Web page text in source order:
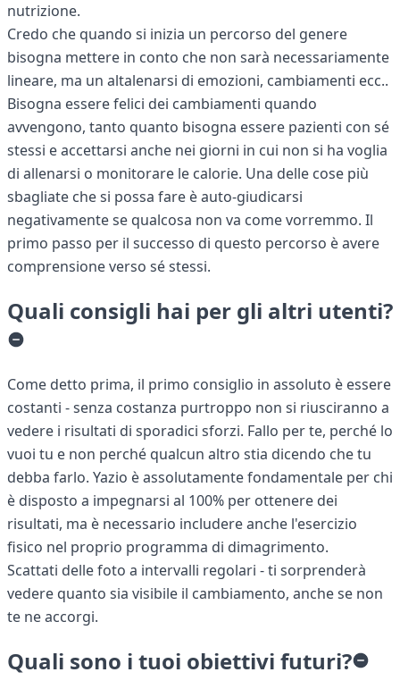
nutrizione.
Credo che quando si inizia un percorso del genere
bisogna mettere in conto che non sarà necessariamente
lineare, ma un altalenarsi di emozioni, cambiamenti ecc..
Bisogna essere felici dei cambiamenti quando
avvengono, tanto quanto bisogna essere pazienti con sé
stessi e accettarsi anche nei giorni in cui non si ha voglia
di allenarsi o monitorare le calorie. Una delle cose più
sbagliate che si possa fare è auto-giudicarsi
negativamente se qualcosa non va come vorremmo. Il
primo passo per il successo di questo percorso è avere
comprensione verso sé stessi.
Quali consigli hai per gli altri utenti?
Come detto prima, il primo consiglio in assoluto è essere
costanti - senza costanza purtroppo non si riusciranno a
vedere i risultati di sporadici sforzi. Fallo per te, perché lo
vuoi tu e non perché qualcun altro stia dicendo che tu
debba farlo. Yazio è assolutamente fondamentale per chi
è disposto a impegnarsi al 100% per ottenere dei
risultati, ma è necessario includere anche l'esercizio
fisico nel proprio programma di dimagrimento.
Scattati delle foto a intervalli regolari - ti sorprenderà
vedere quanto sia visibile il cambiamento, anche se non
te ne accorgi.
Quali sono i tuoi obiettivi futuri?